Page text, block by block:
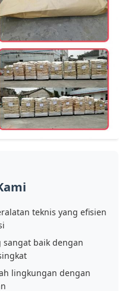
teknis yang efisien
sangat baik dengan
lingkungan dengan